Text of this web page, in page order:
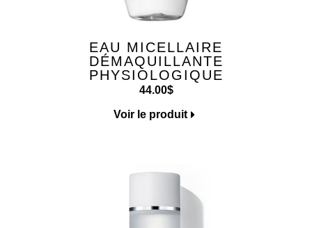
EAU MICELLAIRE
DÉMAQUILLANTE
PHYSIOLOGIQUE
44.00$
Voir le produit